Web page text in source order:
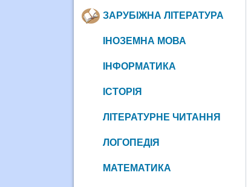
ЗАРУБІЖНА ЛІТЕРАТУРА
ІНОЗЕМНА МОВА
ІНФОРМАТИКА
ІСТОРІЯ
ЛІТЕРАТУРНЕ ЧИТАННЯ
ЛОГОПЕДІЯ
МАТЕМАТИКА